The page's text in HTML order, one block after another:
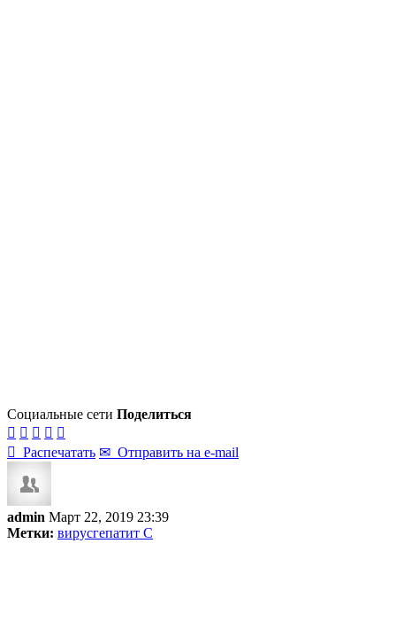
Социальные сети Поделиться
    
 Распечатать ✉ Отправить на e-mail
admin Март 22, 2019 23:39
Метки: вирусгепатит С